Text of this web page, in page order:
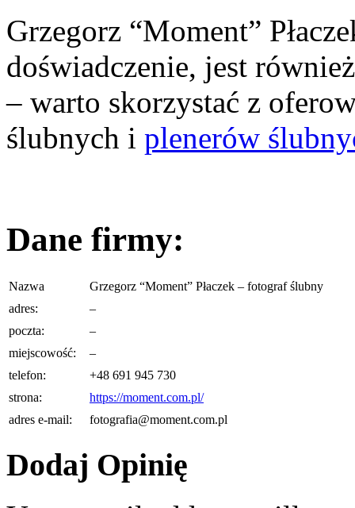
Grzegorz “Moment”
doświadczenie, jest
– warto skorzystać z
ślubnych i plenerów
Dane firmy:
Nazwa
Grzegorz “Moment” Płaczek – fotograf ślubny
adres:
–
poczta:
–
miejscowość:
–
telefon:
+48 691 945 730
strona:
https://moment.com.pl/
adres e-mail:
fotografia@moment.com.pl
Dodaj Opinię